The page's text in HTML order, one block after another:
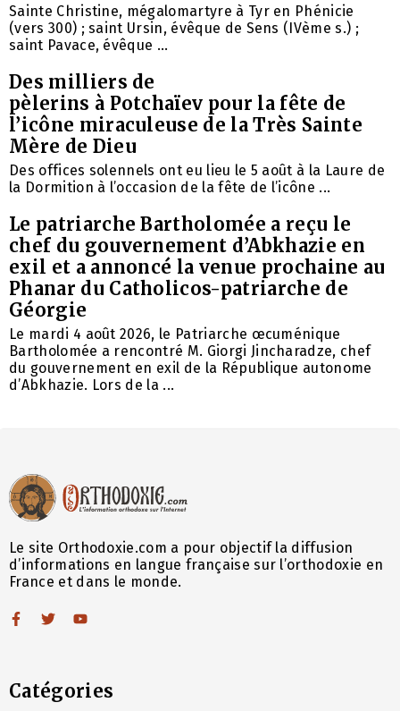
Sainte Christine, mégalomartyre à Tyr en Phénicie
(vers 300) ; saint Ursin, évêque de Sens (IVème s.) ;
saint Pavace, évêque ...
Des milliers de
pèlerins à Potchaïev pour la fête de
l’icône miraculeuse de la Très Sainte
Mère de Dieu
Des offices solennels ont eu lieu le 5 août à la Laure de
la Dormition à l’occasion de la fête de l’icône ...
Le patriarche Bartholomée a reçu le
chef du gouvernement d’Abkhazie en
exil et a annoncé la venue prochaine au
Phanar du Catholicos-patriarche de
Géorgie
Le mardi 4 août 2026, le Patriarche œcuménique
Bartholomée a rencontré M. Giorgi Jincharadze, chef
du gouvernement en exil de la République autonome
d’Abkhazie. Lors de la ...
Le site Orthodoxie.com a pour objectif la diffusion
d’informations en langue française sur l’orthodoxie en
France et dans le monde.
Catégories